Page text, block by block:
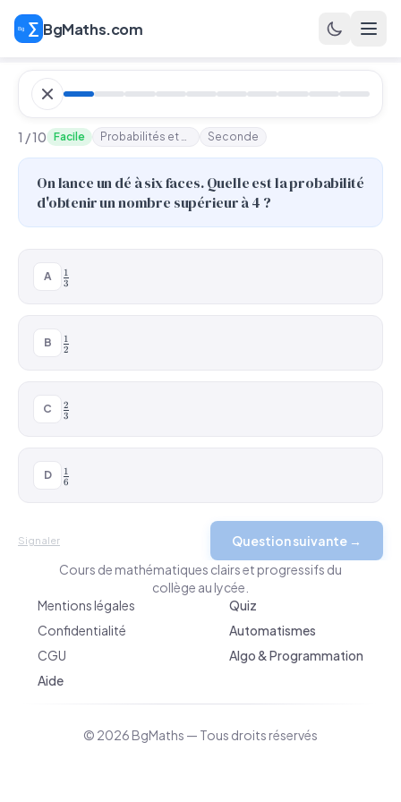
BgMaths.com
1 / 10 Facile Probabilités et échantillonnage Seconde
On lance un dé à six faces. Quelle est la probabilité
d'obtenir un nombre supérieur à 4 ?
A
\frac{1}
{3}
3
1
B
\frac{1}
{2}
2
1
C
\frac{2}
{3}
3
2
D
\frac{1}
{6}
6
1
Signaler Question suivante →
BgMaths.com
Cours de mathématiques clairs et progressifs du
collège au lycée.
Mentions légales
Quiz
Confidentialité
Automatismes
CGU
Algo & Programmation
Aide
© 2026 BgMaths — Tous droits réservés